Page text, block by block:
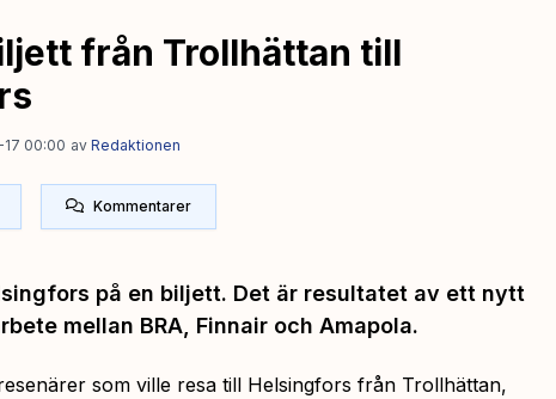
från Trollhättan till
00:00 av Redaktionen
Kommentarer
på en biljett. Det är resultatet av ett nytt
mellan BRA, Finnair och Amapola.
som ville resa till Helsingfors från Trollhättan,